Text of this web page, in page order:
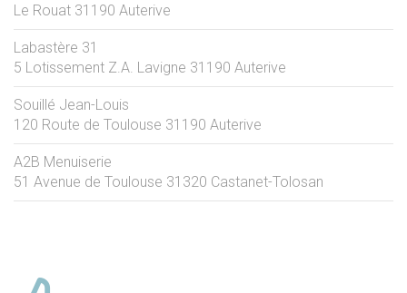
Le Rouat 31190 Auterive
Labastère 31
5 Lotissement Z.A. Lavigne 31190 Auterive
Souillé Jean-Louis
120 Route de Toulouse 31190 Auterive
A2B Menuiserie
51 Avenue de Toulouse 31320 Castanet-Tolosan